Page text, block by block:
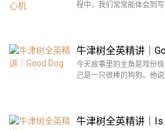
程中，我们常常能体会到
牛津树全英精讲｜
今天故事里的主角是戏份
己是一只很棒的狗狗。他
牛津树全英精讲｜Is